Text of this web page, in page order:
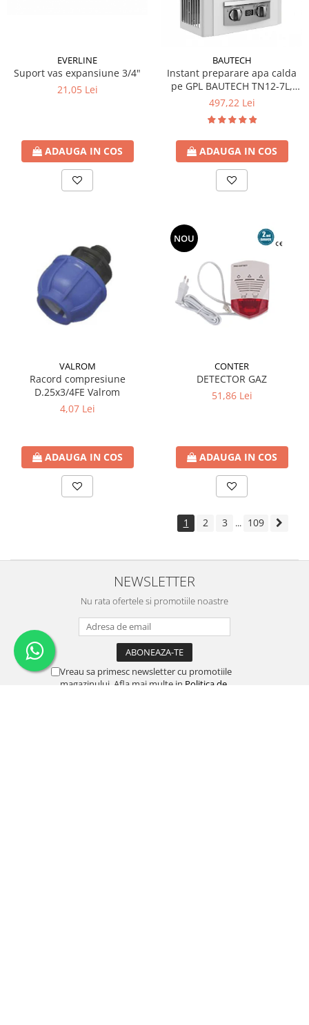
EVERLINE
Suport vas expansiune 3/4"
21,05 Lei
ADAUGA IN COS
BAUTECH
Instant preparare apa calda
pe GPL BAUTECH TN12-7L,
tiraj natural
497,22 Lei
ADAUGA IN COS
VALROM
Racord compresiune
D.25x3/4FE Valrom
4,07 Lei
ADAUGA IN COS
NOU
CONTER
DETECTOR GAZ
51,86 Lei
ADAUGA IN COS
1 2 3 ... 109
NEWSLETTER
Nu rata ofertele si promotiile noastre
Vreau sa primesc newsletter cu promotiile
magazinului. Afla mai multe in Politica de